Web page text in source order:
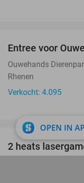
Entree voor
Ouwehands
Rhenen
Verkocht: 4.095
2 heats
OPEN IN